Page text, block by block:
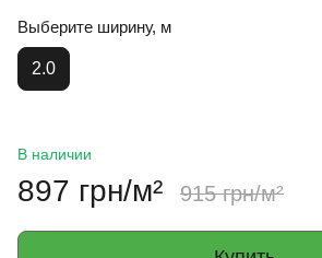
Выберите ширину, м
2.0
В наличии
897 грн/м² 915 грн/м²